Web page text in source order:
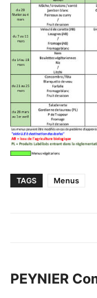
TAGS Menus
PEYNIER